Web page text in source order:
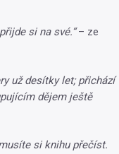
si na své.“– ze
už desítky let; přichází
dějem ještě
si knihu přečíst.